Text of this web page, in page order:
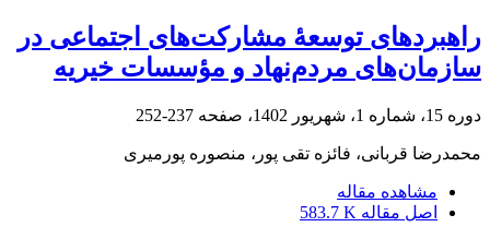
راهبردهای توسعۀ مشارکت‌های اجتماعی در
سازمان‌های مردم‌نهاد و مؤسسات خیریه
دوره 15، شماره 1، شهریور 1402، صفحه 237-252
محمدرضا قربانی، فائزه تقی پور، منصوره پورمیری
مشاهده مقاله
اصل مقاله 583.7 K